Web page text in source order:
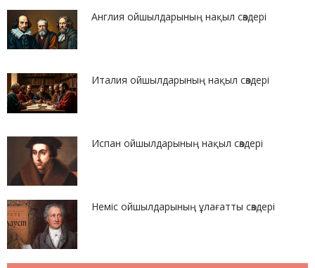
Англия ойшылдарының нақыл сөздері
Италия ойшылдарының нақыл сөздері
Испан ойшылдарының нақыл сөздері
Неміс ойшылдарының ұлағатты сөздері